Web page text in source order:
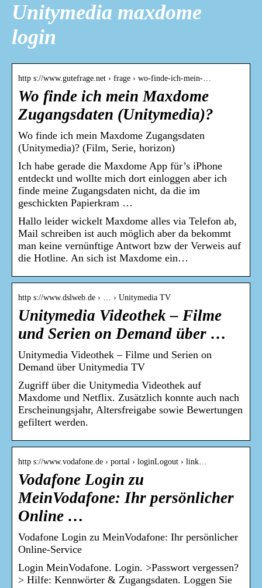
Unitymedia maxdome
login
http s://www.gutefrage.net › frage › wo-finde-ich-mein-…
Wo finde ich mein Maxdome
Zugangsdaten (Unitymedia)?
Wo finde ich mein Maxdome Zugangsdaten
(Unitymedia)? (Film, Serie, horizon)
Ich habe gerade die Maxdome App für’s iPhone
entdeckt und wollte mich dort einloggen aber ich
finde meine Zugangsdaten nicht, da die im
geschickten Papierkram …
Hallo leider wickelt Maxdome alles via Telefon ab,
Mail schreiben ist auch möglich aber da bekommt
man keine vernünftige Antwort bzw der Verweis auf
die Hotline. An sich ist Maxdome ein…
http s://www.dslweb.de › … › Unitymedia TV
Unitymedia Videothek – Filme
und Serien on Demand über …
Unitymedia Videothek – Filme und Serien on
Demand über Unitymedia TV
Zugriff über die Unitymedia Videothek auf
Maxdome und Netflix. Zusätzlich konnte auch nach
Erscheinungsjahr, Altersfreigabe sowie Bewertungen
gefiltert werden.
http s://www.vodafone.de › portal › loginLogout › link…
Vodafone Login zu
MeinVodafone: Ihr persönlicher
Online …
Vodafone Login zu MeinVodafone: Ihr persönlicher
Online-Service
Login MeinVodafone. Login. >Passwort vergessen?
> Hilfe: Kennwörter & Zugangsdaten. Loggen Sie